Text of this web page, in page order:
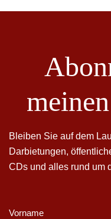
Bleiben Sie auf dem
Darbietungen,
CDs und alles rund um
Vorname